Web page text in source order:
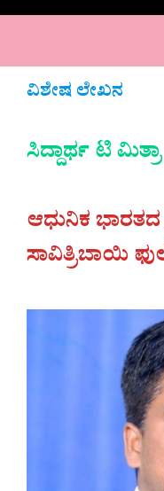
ವಿಶೇಷ ಲೇಖನ
ಸಿದ್ದಾರ್ಥ ಟಿ ಮಿತ್ರಾ
ಆಧುನಿಕ
ಸಾವಿತ್ರಿಬಾಯಿ